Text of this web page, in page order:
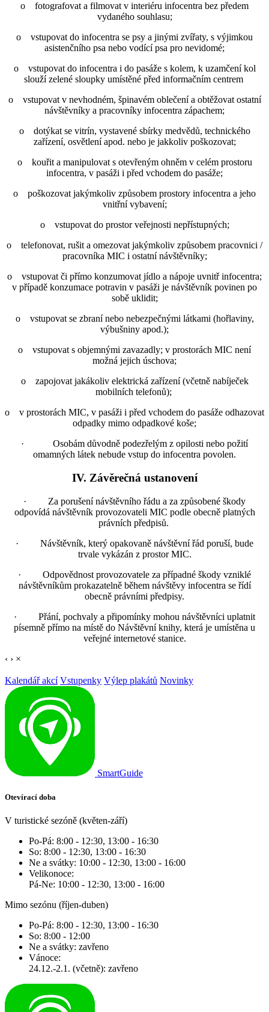
o fotografovat a filmovat v interiéru infocentra bez předem
vydaného souhlasu;
o vstupovat do infocentra se psy a jinými zvířaty, s výjimkou
asistenčního psa nebo vodící psa pro nevidomé;
o vstupovat do infocentra i do pasáže s kolem, k uzamčení kol
slouží zelené sloupky umístěné před informačním centrem
o vstupovat v nevhodném, špinavém oblečení a obtěžovat ostatní
návštěvníky a pracovníky infocentra zápachem;
o dotýkat se vitrín, vystavené sbírky medvědů, technického
zařízení, osvětlení apod. nebo je jakkoliv poškozovat;
o kouřit a manipulovat s otevřeným ohněm v celém prostoru
infocentra, v pasáži i před vchodem do pasáže;
o poškozovat jakýmkoliv způsobem prostory infocentra a jeho
vnitřní vybavení;
o vstupovat do prostor veřejnosti nepřístupných;
o telefonovat, rušit a omezovat jakýmkoliv způsobem pracovnici /
pracovníka MIC i ostatní návštěvníky;
o vstupovat či přímo konzumovat jídlo a nápoje uvnitř infocentra;
v případě konzumace potravin v pasáži je návštěvník povinen po
sobě uklidit;
o vstupovat se zbraní nebo nebezpečnými látkami (hořlaviny,
výbušniny apod.);
o vstupovat s objemnými zavazadly; v prostorách MIC není
možná jejich úschova;
o zapojovat jakákoliv elektrická zařízení (včetně nabíječek
mobilních telefonů);
o v prostorách MIC, v pasáži i před vchodem do pasáže odhazovat
odpadky mimo odpadkové koše;
· Osobám důvodně podezřelým z opilosti nebo požití
omamných látek nebude vstup do infocentra povolen.
IV. Závěrečná ustanovení
· Za porušení návštěvního řádu a za způsobené škody
odpovídá návštěvník provozovateli MIC podle obecně platných
právních předpisů.
· Návštěvník, který opakovaně návštěvní řád poruší, bude
trvale vykázán z prostor MIC.
· Odpovědnost provozovatele za případné škody vzniklé
návštěvníkům prokazatelně během návštěvy infocentra se řídí
obecně právními předpisy.
· Přání, pochvaly a připomínky mohou návštěvníci uplatnit
písemně přímo na místě do Návštěvní knihy, která je umístěna u
veřejné internetové stanice.
‹ › ×
Kalendář akcí Vstupenky Výlep plakátů Novinky
SmartGuide
Otevírací doba
V turistické sezóně (květen-září)
Po-Pá: 8:00 - 12:30, 13:00 - 16:30
So: 8:00 - 12:30, 13:00 - 16:30
Ne a svátky: 10:00 - 12:30, 13:00 - 16:00
Velikonoce:
Pá-Ne: 10:00 - 12:30, 13:00 - 16:00
Mimo sezónu (říjen-duben)
Po-Pá: 8:00 - 12:30, 13:00 - 16:30
So: 8:00 - 12:00
Ne a svátky: zavřeno
Vánoce:
24.12.-2.1. (včetně): zavřeno